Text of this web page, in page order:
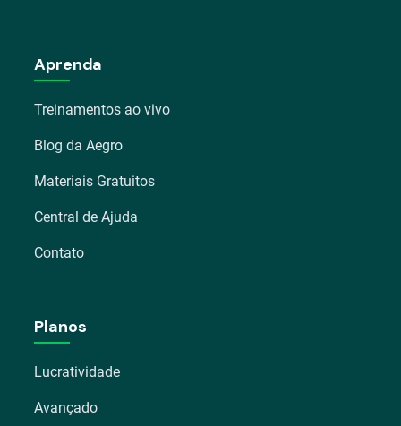
Aprenda
Treinamentos ao vivo
Blog da Aegro
Materiais Gratuitos
Central de Ajuda
Contato
Planos
Lucratividade
Avançado